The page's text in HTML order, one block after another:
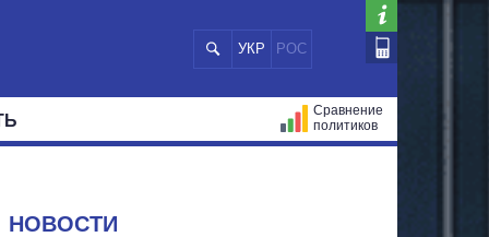
УКР РОС
Сравнение
политиков
НОВОСТИ